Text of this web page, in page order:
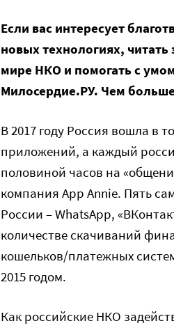
Если вас интересует
новых технологиях,
мире НКО и помогать с
Милосердие.РУ. Чем
В 2017 году Россия вошла в
приложений, а каждый
половиной часов на
компания App Annie. Пять
России – WhatsApp,
количестве скачиваний
кошельков/платежных
2015 годом.
Как российские НКО